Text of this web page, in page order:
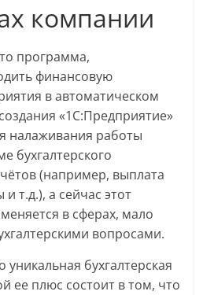
компании
программа,
финансовую
в автоматическом
«1С:Предприятие»
налаживания работы
бухгалтерского
(например, выплата
т.д.), а сейчас этот
в сферах, мало
вопросами.
уникальная бухгалтерская
ее плюс состоит в том, что